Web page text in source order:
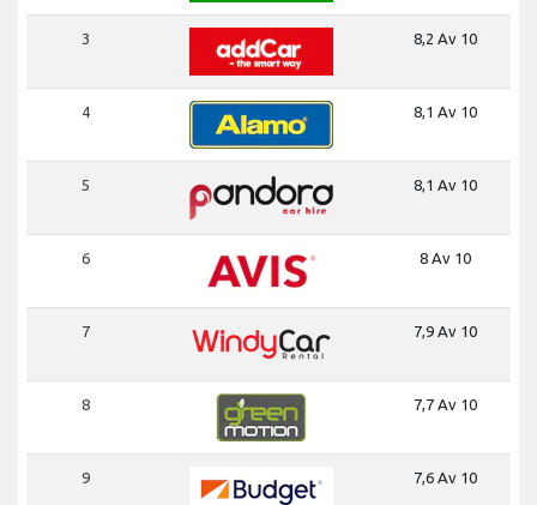
3 8,2 Av 10
4 8,1 Av 10
5 8,1 Av 10
6 8 Av 10
7 7,9 Av 10
8 7,7 Av 10
9 7,6 Av 10